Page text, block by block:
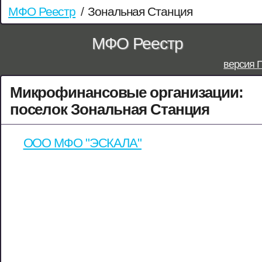
МФО Реестр / Зональная Станция
МФО Реестр
версия
Микрофинансовые организации:
поселок Зональная Станция
ООО МФО "ЭСКАЛА"